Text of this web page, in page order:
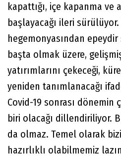
kapattığı, içe kapanma ve
başlayacağı ileri sürülüyor.
hegemonyasından
başta olmak üzere,
yatırımlarını çekeceği,
yeniden tanımlanacağı
Covid-19 sonrası dönemin
biri olacağı dillendiriliyor.
da olmaz. Temel olarak
hazırlıklı olabilmemiz